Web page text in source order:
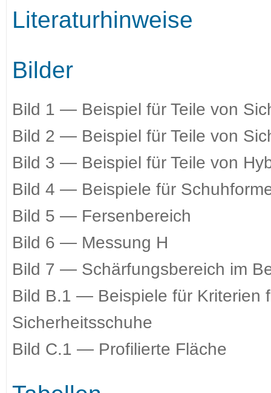
Literaturhinweise
Bilder
Bild 1 — Beispiel für Teile von
Bild 2 — Beispiel für Teile von
Bild 3 — Beispiel für Teile von
Bild 4 — Beispiele für
Bild 5 — Fersenbereich
Bild 6 — Messung H
Bild 7 — Schärfungsbereich im
Bild B.1 — Beispiele für Kriterien
Sicherheitsschuhe
Bild C.1 — Profilierte Fläche